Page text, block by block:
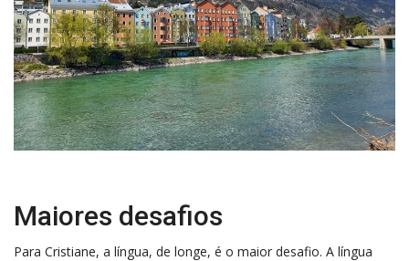
Maiores desafios
Para Cristiane, a língua, de longe, é o maior desafio. A língua